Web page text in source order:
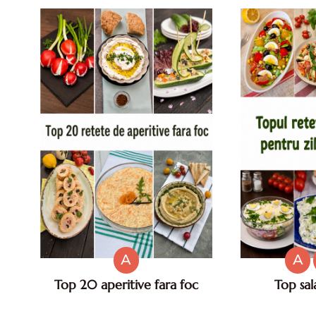
A
Top 20 aperitive fara foc
A
Top